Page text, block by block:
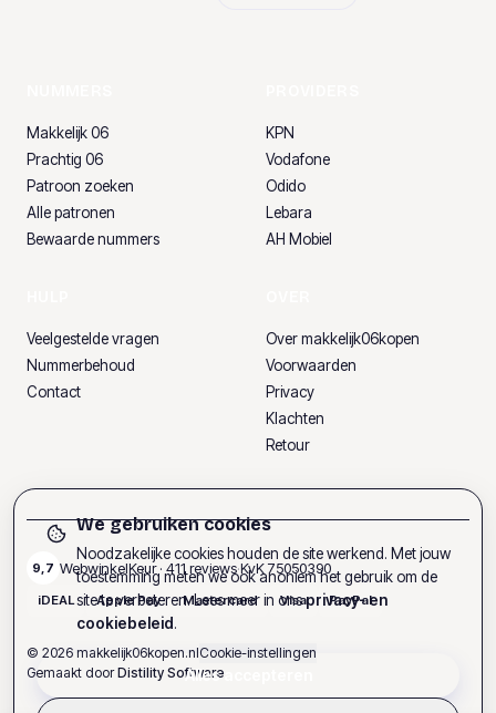
Makkelijk 06
Prachtig 06
Patroon zoeken
Alle patronen
Bewaarde nummers
KPN
Vodafone
Odido
Lebara
AH Mobiel
Veelgestelde vragen
Nummerbehoud
Contact
Over makkelijk06kopen
Voorwaarden
Privacy
Klachten
Retour
9,7 WebwinkelKeur · 411reviews·KvK75050390
iDEAL Apple Pay Mastercard Visa PayPal
© 2026 makkelijk06kopen.nlCookie-instellingen
Gemaakt door Distility Software
We gebruiken cookies
Noodzakelijke cookies houden de site werkend. Met jouw
toestemming meten we ook anoniem het gebruik om de
site te verbeteren. Lees meer in onsprivacy- en
cookiebeleid.
Alles accepteren